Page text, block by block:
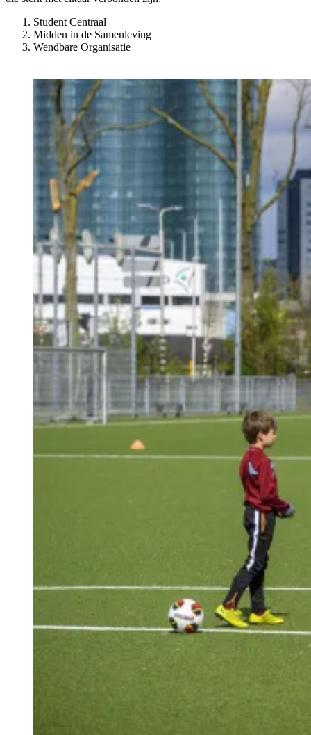
Student Centraal
Midden in de Samenleving
Wendbare Organisatie